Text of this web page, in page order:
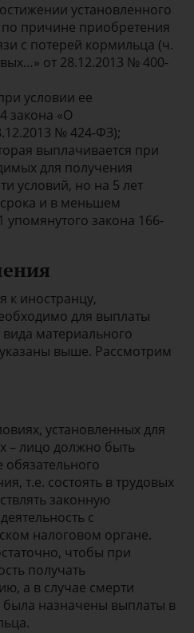
установленного
по причине приобретения
с потерей кормильца (ч.
от 28.12.2013 № 400-
условии ее
закона «О
№ 424-ФЗ);
выплачивается при
для получения
условий, но на 5 лет
и в меньшем
упомянутого закона 166-
к иностранцу,
для выплаты
материального
выше. Рассмотрим
установленных для
– лицо должно быть
обязательного
т.е. состоять в трудовых
законную
с
налоговом органе.
чтобы при
получать
а в случае смерти
назначены выплаты в